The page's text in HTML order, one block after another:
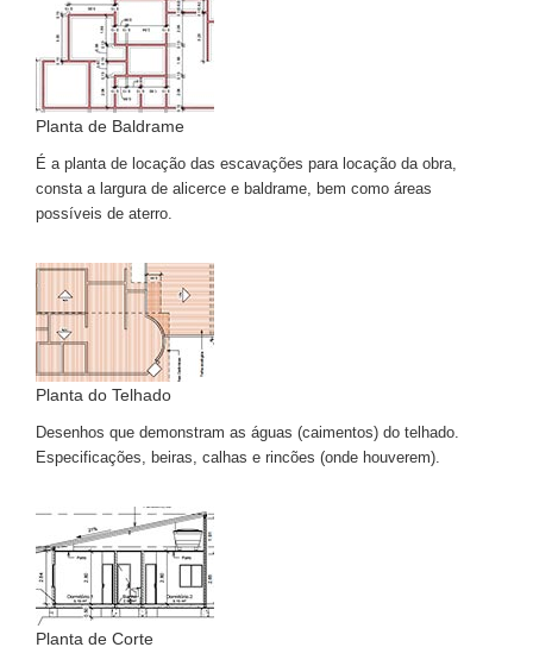
Planta de Baldrame
É a planta de locação das escavações para locação da obra,
consta a largura de alicerce e baldrame, bem como áreas
possíveis de aterro.
Planta do Telhado
Desenhos que demonstram as águas (caimentos) do telhado.
Especificações, beiras, calhas e rincões (onde houverem).
Planta de Corte